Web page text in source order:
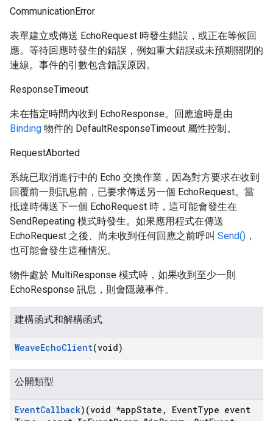
CommunicationError
表單建立或傳送 EchoRequest 時發生錯誤，或正在等候回
應。等待回應時發生的錯誤，例如重大錯誤或未預期關閉的
連線。事件的引數包含錯誤原因。
ResponseTimeout
未在指定時間內收到 EchoResponse。回應逾時是由
Binding 物件的 DefaultResponseTimeout 屬性控制。
RequestAborted
系統已取消進行中的 Echo 交換作業，因為對方要求在收到
回覆前一則訊息前，已要求傳送另一個 EchoRequest。當
抵達時傳送下一個 EchoRequest 時，這可能會發生在
SendRepeating 模式時發生。如果應用程式在傳送
EchoRequest 之後、尚未收到任何回應之前呼叫 Send() ，
也可能會發生這種情況。
物件處於 MultiResponse 模式時，如果收到至少一則
EchoResponse 訊息，則會隱藏事件。
建構函式和解構函式
WeaveEchoClient(void)
公開類型
EventCallback)(void *appState , EventType event